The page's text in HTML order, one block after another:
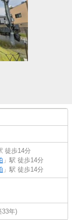
徒歩14分
」駅 徒歩14分
」駅 徒歩14分
33年)